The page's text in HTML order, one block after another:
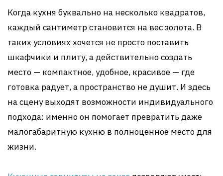
Когда кухня буквально на несколько квадратов,
каждый сантиметр становится на вес золота. В
таких условиях хочется не просто поставить
шкафчики и плиту, а действительно создать
место — компактное, удобное, красивое — где
готовка радует, а пространство не душит. И здесь
на сцену выходят возможности индивидуального
подхода: именно он помогает превратить даже
малогабаритную кухню в полноценное место для
жизни.